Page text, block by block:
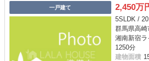
一戸建て 2,450万
5SLDK /
群馬県高
湘南新宿
1250分
建物面積